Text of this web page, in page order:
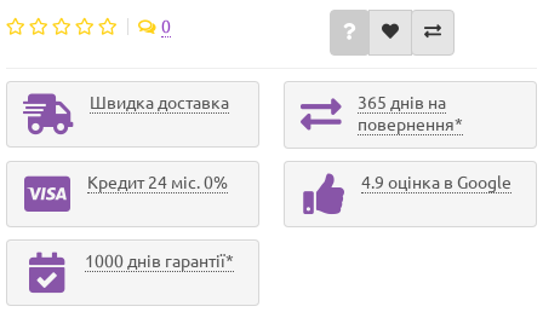
0
Швидка доставка
365 днів на
повернення*
Кредит 24 міс. 0% 4.9 оцінка в Google
1000 днів гарантії*